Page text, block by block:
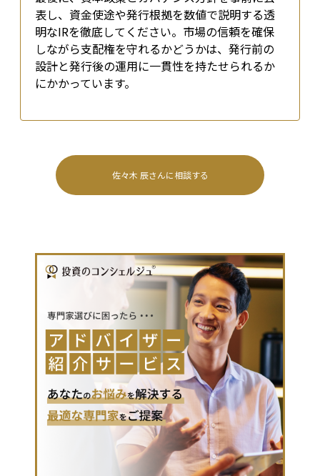
表し、資金使途や発行根拠を数値で説明する透
明なIRを徹底してください。市場の信頼を確保
しながら支配権を守れるかどうかは、発行前の
設計と発行後の運用に一貫性を持たせられるか
にかかっています。
佐々木 辰さんに相談する